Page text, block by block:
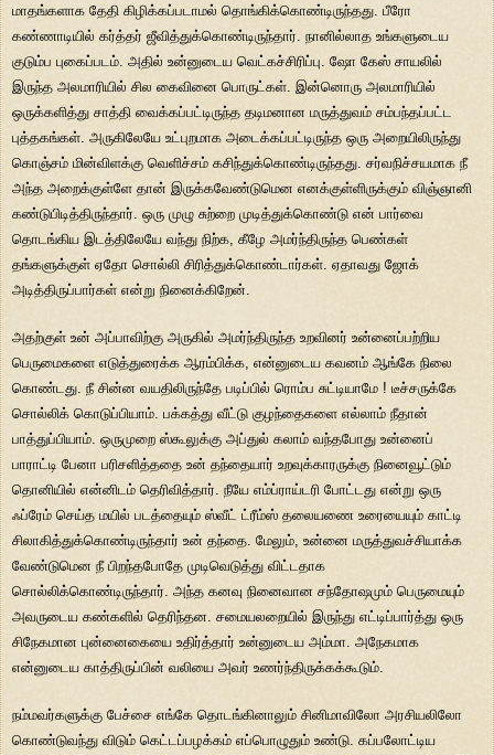
மாதங்களாக தேதி கிழிக்கப்படாமல் தொங்கிக்கொண்டிருந்தது. பீரோ
கண்ணாடியில் கர்த்தர் ஜீவித்துக்கொண்டிருந்தார். நானில்லாத உங்களுடைய
குடும்ப புகைப்படம். அதில் உன்னுடைய வெட்கச்சிரிப்பு. ஷோ கேஸ் சாயலில்
இருந்த அலமாரியில் சில கைவினை பொருட்கள். இன்னொரு அலமாரியில்
ஒருக்களித்து சாத்தி வைக்கப்பட்டிருந்த தடிமனான மருத்துவம் சம்பந்தப்பட்ட
புத்தகங்கள். அருகிலேயே உட்புறமாக அடைக்கப்பட்டிருந்த ஒரு அறையிலிருந்து
கொஞ்சம் மின்விளக்கு வெளிச்சம் கசிந்துக்கொண்டிருந்தது. சர்வநிச்சயமாக நீ
அந்த அறைக்குள்ளே தான் இருக்கவேண்டுமென எனக்குள்ளிருக்கும் விஞ்ஞானி
கண்டுபிடித்திருந்தார். ஒரு முழு சுற்றை முடித்துக்கொண்டு என் பார்வை
தொடங்கிய இடத்திலேயே வந்து நிற்க, கீழே அமர்ந்திருந்த பெண்கள்
தங்களுக்குள் ஏதோ சொல்லி சிரித்துக்கொண்டார்கள். ஏதாவது ஜோக்
அடித்திருப்பார்கள் என்று நினைக்கிறேன்.
அதற்குள் உன் அப்பாவிற்கு அருகில் அமர்ந்திருந்த உறவினர் உன்னைப்பற்றிய
பெருமைகளை எடுத்துரைக்க ஆரம்பிக்க, என்னுடைய கவனம் ஆங்கே நிலை
கொண்டது. நீ சின்ன வயதிலிருந்தே படிப்பில் ரொம்ப சுட்டியாமே ! டீச்சருக்கே
சொல்லிக் கொடுப்பியாம். பக்கத்து வீட்டு குழந்தைகளை எல்லாம் நீதான்
பாத்துப்பியாம். ஒருமுறை ஸ்கூலுக்கு அப்துல் கலாம் வந்தபோது உன்னைப்
பாராட்டி பேனா பரிசளித்ததை உன் தந்தையார் உறவுக்காரருக்கு நினைவூட்டும்
தொனியில் என்னிடம் தெரிவித்தார். நீயே எம்ப்ராய்டரி போட்டது என்று ஒரு
ஃப்ரேம் செய்த மயில் படத்தையும் ஸ்வீட் ட்ரீம்ஸ் தலையணை உரையையும் காட்டி
சிலாகித்துக்கொண்டிருந்தார் உன் தந்தை. மேலும், உன்னை மருத்துவச்சியாக்க
வேண்டுமென நீ பிறந்தபோதே முடிவெடுத்து விட்டதாக
சொல்லிக்கொண்டிருந்தார். அந்த கனவு நினைவான சந்தோஷமும் பெருமையும்
அவருடைய கண்களில் தெரிந்தன. சமையலறையில் இருந்து எட்டிப்பார்த்து ஒரு
சிநேகமான புன்னைகையை உதிர்த்தார் உன்னுடைய அம்மா. அநேகமாக
என்னுடைய காத்திருப்பின் வலியை அவர் உணர்ந்திருக்கக்கூடும்.
நம்மவர்களுக்கு பேச்சை எங்கே தொடங்கினாலும் சினிமாவிலோ அரசியலிலோ
கொண்டுவந்து விடும் கெட்டப்பழக்கம் எப்பொழுதும் உண்டு. கப்பலோட்டிய